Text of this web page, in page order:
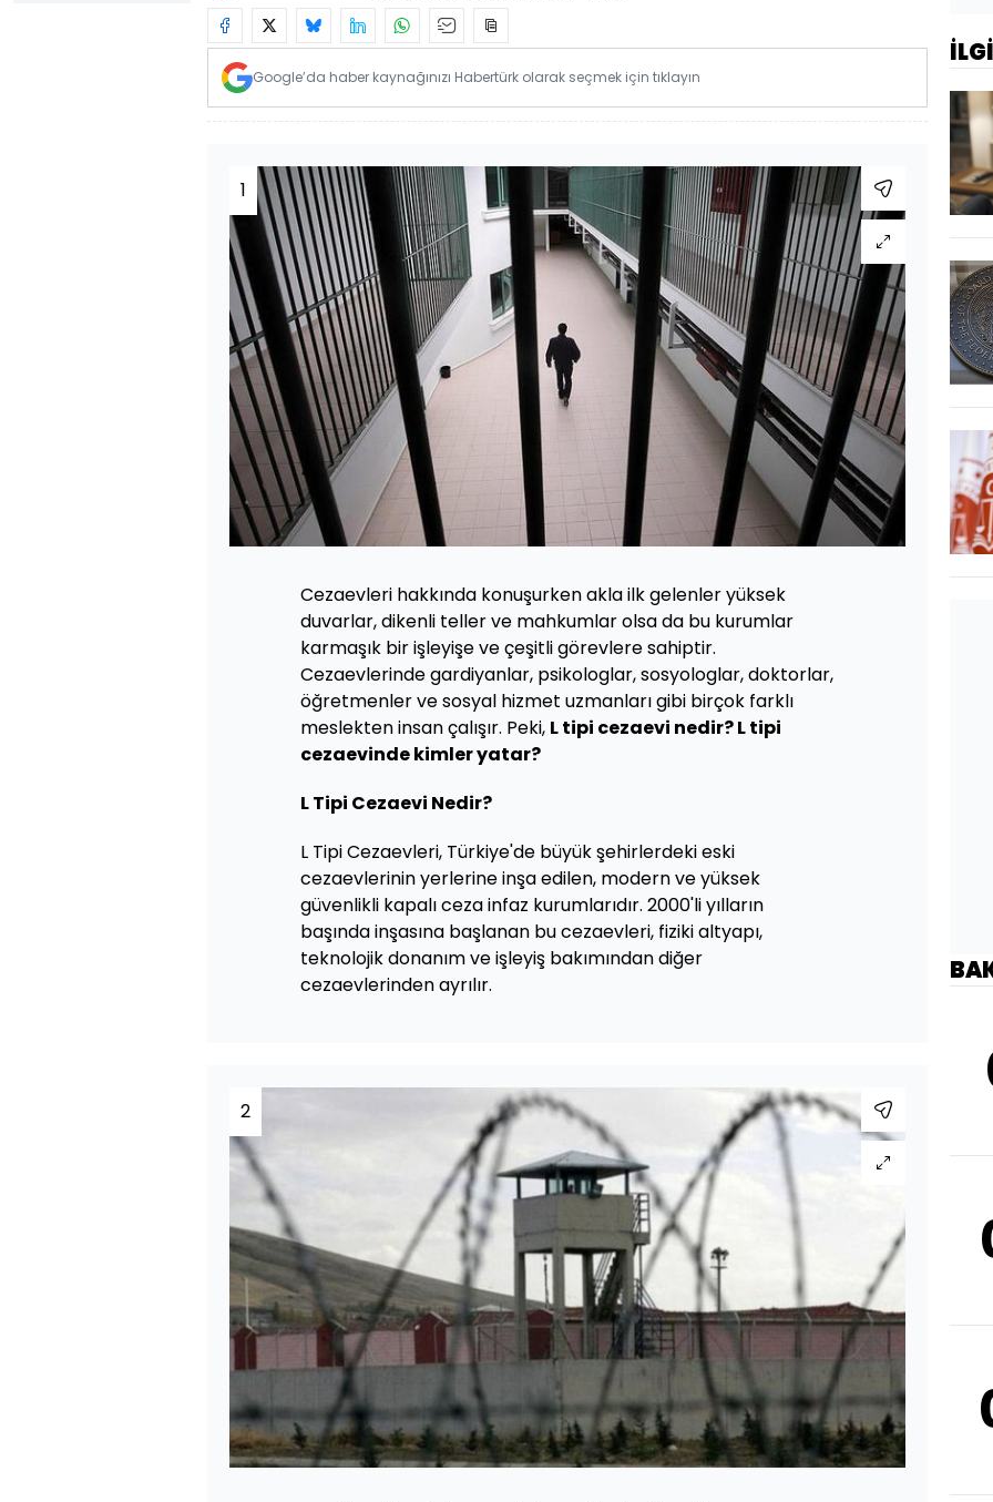
Google’da haber kaynağınızı Habertürk olarak seçmek için tıklayın
1
Cezaevleri hakkında konuşurken akla ilk gelenler yüksek
duvarlar, dikenli teller ve mahkumlar olsa da bu kurumlar
karmaşık bir işleyişe ve çeşitli görevlere sahiptir.
Cezaevlerinde gardiyanlar, psikologlar, sosyologlar, doktorlar,
öğretmenler ve sosyal hizmet uzmanları gibi birçok farklı
meslekten insan çalışır. Peki, L tipi cezaevi nedir? L tipi
cezaevinde kimler yatar?
L Tipi Cezaevi Nedir?
L Tipi Cezaevleri, Türkiye'de büyük şehirlerdeki eski
cezaevlerinin yerlerine inşa edilen, modern ve yüksek
güvenlikli kapalı ceza infaz kurumlarıdır. 2000'li yılların
başında inşasına başlanan bu cezaevleri, fiziki altyapı,
teknolojik donanım ve işleyiş bakımından diğer
cezaevlerinden ayrılır.
2